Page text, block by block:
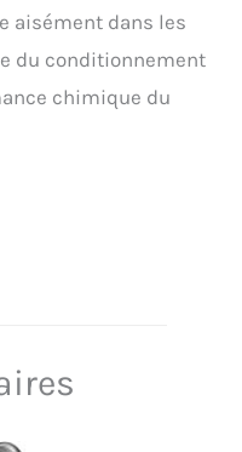
aisément dans les
du conditionnement
chimique du